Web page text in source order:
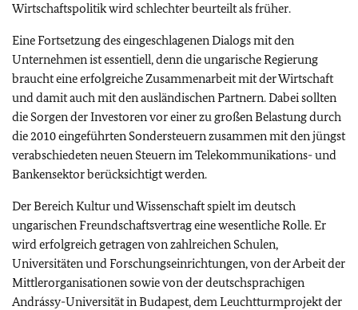
Wirtschaftspolitik wird schlechter beurteilt als früher.
Eine Fortsetzung des eingeschlagenen Dialogs mit den
Unternehmen ist essentiell, denn die ungarische Regierung
braucht eine erfolgreiche Zusammenarbeit mit der Wirtschaft
und damit auch mit den ausländischen Partnern. Dabei sollten
die Sorgen der Investoren vor einer zu großen Belastung durch
die 2010 eingeführten Sondersteuern zusammen mit den jüngst
verabschiedeten neuen Steuern im Telekommunikations- und
Bankensektor berücksichtigt werden.
Der Bereich Kultur und Wissenschaft spielt im deutsch
ungarischen Freundschaftsvertrag eine wesentliche Rolle. Er
wird erfolgreich getragen von zahlreichen Schulen,
Universitäten und Forschungseinrichtungen, von der Arbeit der
Mittlerorganisationen sowie von der deutschsprachigen
Andrássy-Universität in Budapest, dem Leuchtturmprojekt der